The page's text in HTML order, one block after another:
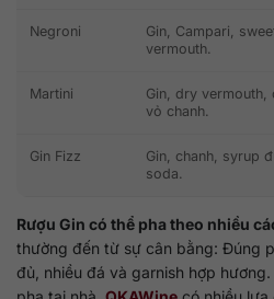
Negroni
Gin, Campari,
vermouth.
Martini
Gin, dry vermouth,
vỏ chanh.
Gin Fizz
Gin, chanh, syrup
soda.
Rượu Gin có thể pha theo nhiều
thường đến từ sự cân bằng: Đúng
đủ, nhiều đá và garnish hợp